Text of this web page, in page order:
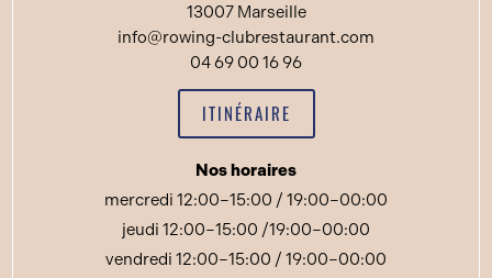
13007 Marseille
info@rowing-clubrestaurant.com
04 69 00 16 96
ITINÉRAIRE
Nos horaires
mercredi 12:00–15:00 / 19:00–00:00
jeudi 12:00–15:00 /19:00–00:00
vendredi 12:00–15:00 / 19:00–00:00